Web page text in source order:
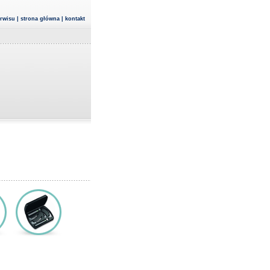
strona główna kontakt